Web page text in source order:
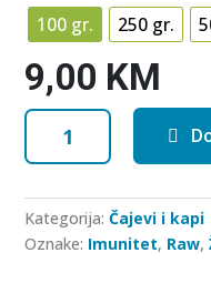
100 gr.
250 gr.
9,00 KM
Bijeli
količina
Kategorija:Čajevi i kapi
Oznake: Imunitet, Raw,